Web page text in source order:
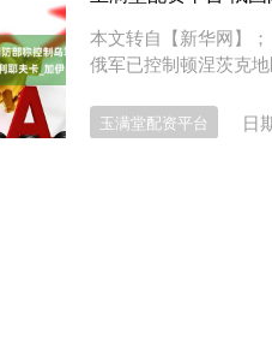
本文转自【新华网】
俄军已控制顿涅茨克
玉满堂配资平台 日